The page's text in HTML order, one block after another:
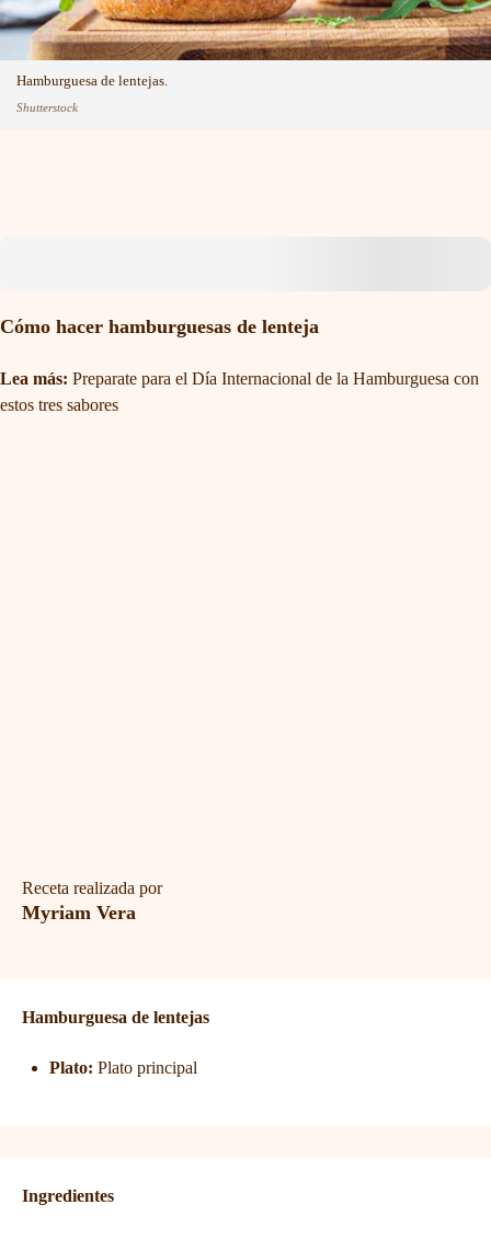
Hamburguesa de lentejas.
Shutterstock
Cómo hacer hamburguesas de lenteja
Lea más: Preparate para el Día Internacional de la Hamburguesa con
estos tres sabores
Receta realizada por
Myriam Vera
Hamburguesa de lentejas
Plato: Plato principal
Ingredientes